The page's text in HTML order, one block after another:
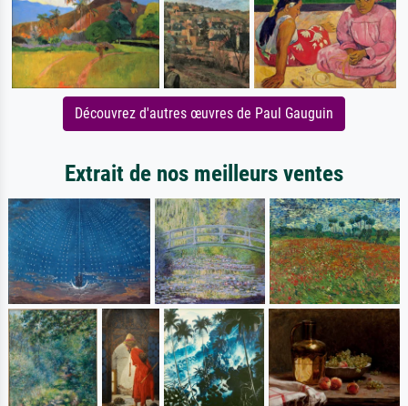
Découvrez d'autres œuvres de Paul Gauguin
Extrait de nos meilleurs ventes